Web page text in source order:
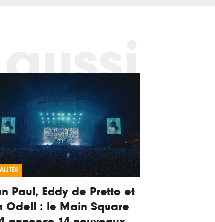
aussi
Paul, Eddy de Pretto et
Odell : le Main Square